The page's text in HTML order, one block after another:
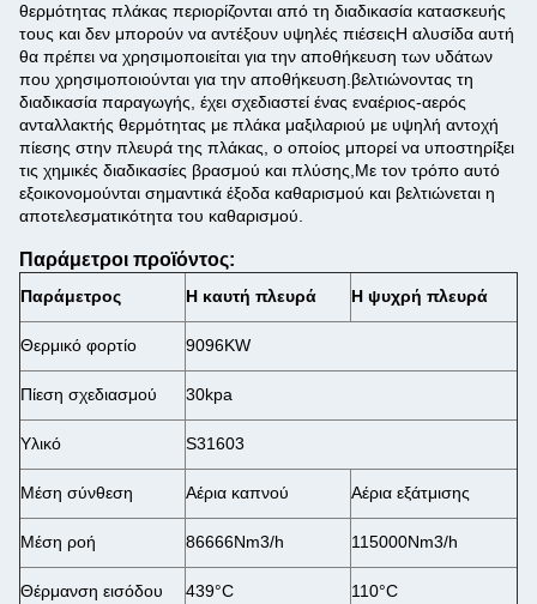
θερμότητας πλάκας περιορίζονται από τη διαδικασία κατασκευής
τους και δεν μπορούν να αντέξουν υψηλές πιέσειςΗ αλυσίδα αυτή
θα πρέπει να χρησιμοποιείται για την αποθήκευση των υδάτων
που χρησιμοποιούνται για την αποθήκευση.βελτιώνοντας τη
διαδικασία παραγωγής, έχει σχεδιαστεί ένας εναέριος-αερός
ανταλλακτής θερμότητας με πλάκα μαξιλαριού με υψηλή αντοχή
πίεσης στην πλευρά της πλάκας, ο οποίος μπορεί να υποστηρίξει
τις χημικές διαδικασίες βρασμού και πλύσης,Με τον τρόπο αυτό
εξοικονομούνται σημαντικά έξοδα καθαρισμού και βελτιώνεται η
αποτελεσματικότητα του καθαρισμού.
Παράμετροι προϊόντος:
Παράμετρος Η καυτή πλευρά Η ψυχρή πλευρά
Θερμικό φορτίο 9096KW
Πίεση σχεδιασμού 30kpa
Υλικό S31603
Μέση σύνθεση Αέρια καπνού Αέρια εξάτμισης
Μέση ροή 86666Nm3/h 115000Nm3/h
Θέρμανση εισόδου 439°C 110°C